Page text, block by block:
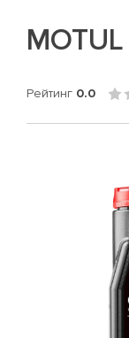
Рейтинг 0.0